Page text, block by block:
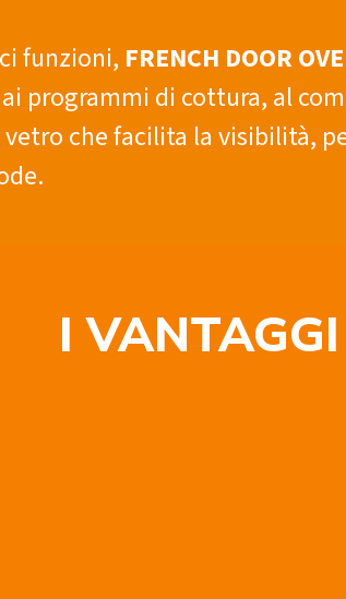
funzioni, FRENCH DOOR
programmi di cottura, al
che facilita la visibilità,
I VANTAGGI